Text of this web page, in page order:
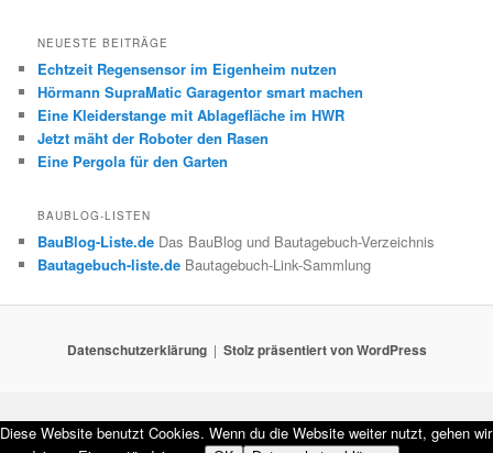
NEUESTE BEITRÄGE
Echtzeit Regensensor im Eigenheim nutzen
Hörmann SupraMatic Garagentor smart machen
Eine Kleiderstange mit Ablagefläche im HWR
Jetzt mäht der Roboter den Rasen
Eine Pergola für den Garten
BAUBLOG-LISTEN
BauBlog-Liste.de Das BauBlog und Bautagebuch-Verzeichnis
Bautagebuch-liste.de Bautagebuch-Link-Sammlung
Datenschutzerklärung Stolz präsentiert von WordPress
Diese Website benutzt Cookies. Wenn du die Website weiter nutzt, gehen wir